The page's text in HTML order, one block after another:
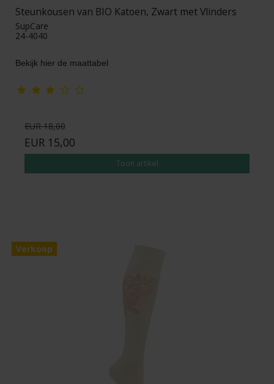
Steunkousen van BIO Katoen, Zwart met Vlinders
SupCare
24-4040
Bekijk hier de maattabel
EUR 18,00
EUR 15,00
Toon artikel
Verkoop